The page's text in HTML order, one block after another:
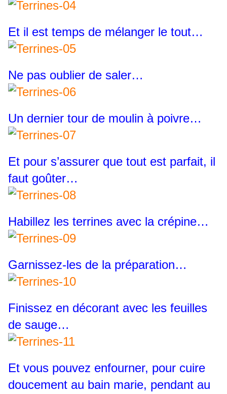
Et il est temps de mélanger le tout…
Ne pas oublier de saler…
Un dernier tour de moulin à poivre…
Et pour s’assurer que tout est parfait, il
faut goûter…
Habillez les terrines avec la crépine…
Garnissez-les de la préparation…
Finissez en décorant avec les feuilles
de sauge…
Et vous pouvez enfourner, pour cuire
doucement au bain marie, pendant au